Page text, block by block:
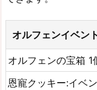
オルフェンイベン
オルフェンの宝箱 1
恩寵クッキー:イベ